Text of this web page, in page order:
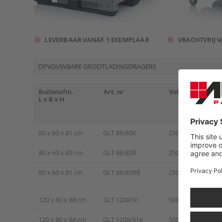
LEVERBAAR VANAF 1 EXEMPLAAR VRACHTVRIJ
OPVOUWBARE GROOTLADINGDRAGERS
Buitenafm.
L x B x H
Art. nr Volume
80 x 60 x 81 cm GLT 86/83K 250 liter 2
80 x 60 x 89 cm GLT 86/83R 250 liter 4
80 x 60 x 81 cm GLT 86/83RB 250 liter 4
120 x 80 x 88 cm GLT 1208/91 500 liter
120 x 80 x 88 cm GLT 1208/91K 500 liter